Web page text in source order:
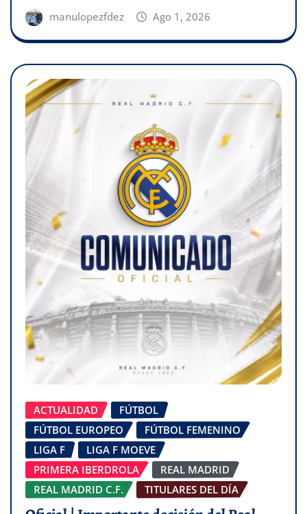
manulopezfdez Ago 1, 2026
ACTUALIDAD
FÚTBOL
FÚTBOL EUROPEO
FÚTBOL FEMENINO
LIGA F
LIGA F MOEVE
PRIMERA IBERDROLA
REAL MADRID
REAL MADRID C.F.
TITULARES DEL DÍA